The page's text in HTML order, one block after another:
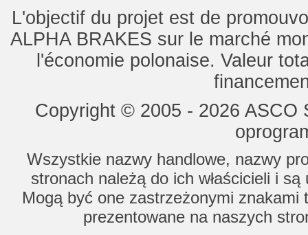
L'objectif du projet est de
ALPHA BRAKES sur le marché
l'économie polonaise. Valeur
Copyright © 2005 - 2026
Wszystkie nazwy handlowe, nazwy
stronach należą do ich właścicieli i
Mogą być one zastrzeżonymi znakami
prezentowane na naszych